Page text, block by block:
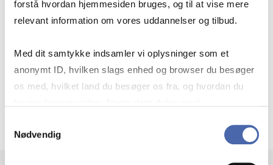
forstå hvordan hjemmesiden bruges, og til at vise mere
relevant information om vores uddannelser og tilbud.
Med dit samtykke indsamler vi oplysninger som et
anonymt ID, hvilken slags enhed og browser du besøger
os med, hvilket land du besøger os fra, og hvordan du
markedsføring. Du bestemmer selv - og kan altid trække
Nødvendig
Geopolitiske udfordringer